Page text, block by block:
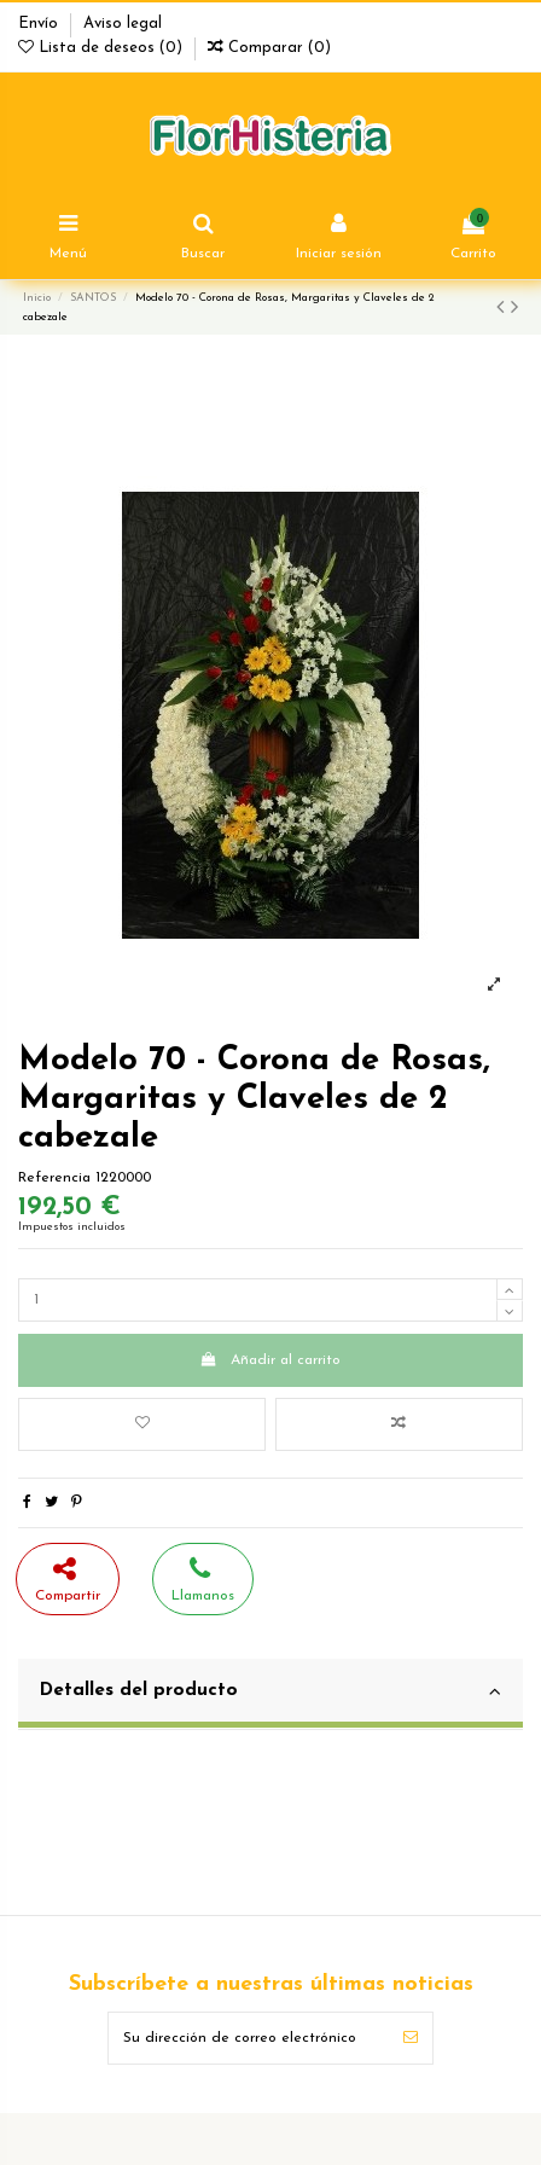
Envío
Aviso legal
Lista de deseos (0) Comparar (0)
Menú Buscar Iniciar sesión
0
Carrito
Inicio SANTOS
Modelo 70 - Corona de Rosas, Margaritas y Claveles de 2
cabezale
Modelo 70 - Corona de Rosas,
Margaritas y Claveles de 2
cabezale
Referencia 1220000
192,50 €
Impuestos incluidos
Añadir al carrito
Compartir Llamanos
Detalles del producto
Subscríbete a nuestras últimas noticias